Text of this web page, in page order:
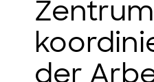
der